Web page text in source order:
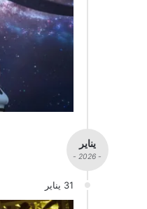
يناير
- 2026 -
31 يناير